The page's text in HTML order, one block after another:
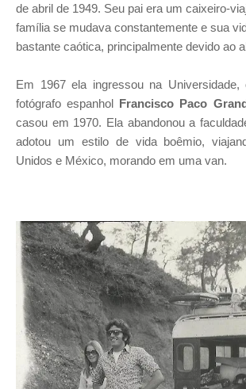
de abril de 1949. Seu pai era um caixeiro-
família se mudava constantemente e sua
bastante caótica, principalmente devido ao
Em 1967 ela ingressou na Universidade,
fotógrafo espanhol Francisco Paco
casou em 1970. Ela abandonou a
adotou um estilo de vida boêmio,
Unidos e México, morando em uma van.